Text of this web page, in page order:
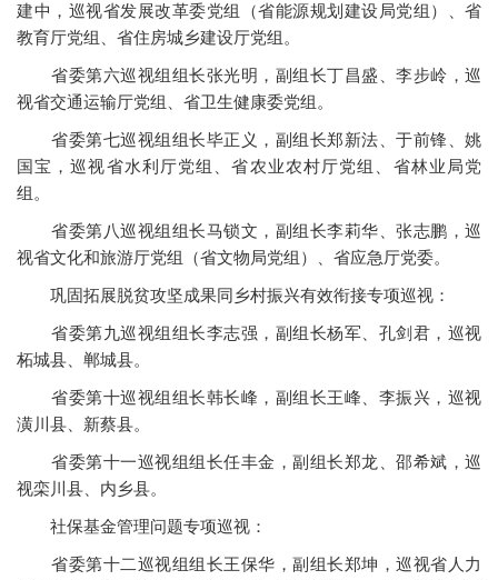
建中，巡视省发展改革委党组（省能源规划建设局党组）、省
教育厅党组、省住房城乡建设厅党组。
省委第六巡视组组长张光明，副组长丁昌盛、李步岭，巡
视省交通运输厅党组、省卫生健康委党组。
省委第七巡视组组长毕正义，副组长郑新法、于前锋、姚
国宝，巡视省水利厅党组、省农业农村厅党组、省林业局党
组。
省委第八巡视组组长马锁文，副组长李莉华、张志鹏，巡
视省文化和旅游厅党组（省文物局党组）、省应急厅党委。
巩固拓展脱贫攻坚成果同乡村振兴有效衔接专项巡视：
省委第九巡视组组长李志强，副组长杨军、孔剑君，巡视
柘城县、郸城县。
省委第十巡视组组长韩长峰，副组长王峰、李振兴，巡视
潢川县、新蔡县。
省委第十一巡视组组长任丰金，副组长郑龙、邵希斌，巡
视栾川县、内乡县。
社保基金管理问题专项巡视：
省委第十二巡视组组长王保华，副组长郑坤，巡视省人力